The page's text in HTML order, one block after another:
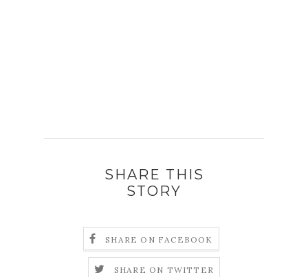
SHARE THIS
STORY
SHARE ON FACEBOOK
SHARE ON TWITTER